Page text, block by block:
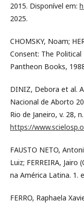
2015. Disponível em:
2025.
CHOMSKY, Noam;
Consent: The
Pantheon Books,
DINIZ, Debora et al.
Nacional de Aborto
Rio de Janeiro, v. 28,
https://
FAUSTO NETO,
Luiz; FERREIRA,
na América Latina. 1.
FERRO, Raphaela